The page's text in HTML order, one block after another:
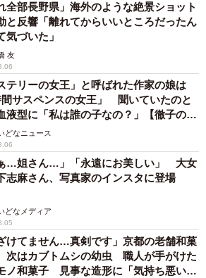
全部長野県」海外のような絶景ショット
と反響「離れてからいいところだったん
気づいた」
友
テリーの女王」と呼ばれた作家の娘は
間サスペンスの女王」 聞いていたのと
液型に「私は誰の子なの？」【徹子の部
どなニュース
ぁ…姐さん…」「永遠にお美しい」 大女
志麻さん、写真家のインスタに登場
どなメディア
けてません…真剣です」京都の老舗和菓
はカブトムシの幼虫 職人が手がけた
ノ和菓子 見事な造形に「気持ち悪いく